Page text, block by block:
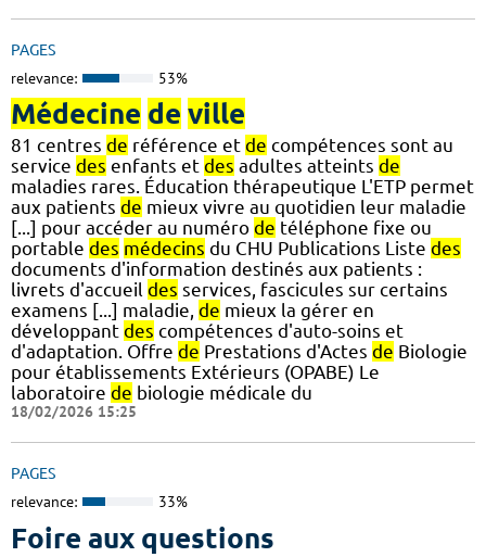
PAGES
relevance: 53%
Médecine de ville
81 centres de référence et de compétences sont au
service des enfants et des adultes atteints de
maladies rares. Éducation thérapeutique L'ETP permet
aux patients de mieux vivre au quotidien leur maladie
[...] pour accéder au numéro de téléphone fixe ou
portable des médecins du CHU Publications Liste des
documents d'information destinés aux patients :
livrets d'accueil des services, fascicules sur certains
examens [...] maladie, de mieux la gérer en
développant des compétences d'auto-soins et
d'adaptation. Offre de Prestations d'Actes de Biologie
pour établissements Extérieurs (OPABE) Le
laboratoire de biologie médicale du
18/02/2026 15:25
PAGES
relevance: 33%
Foire aux questions